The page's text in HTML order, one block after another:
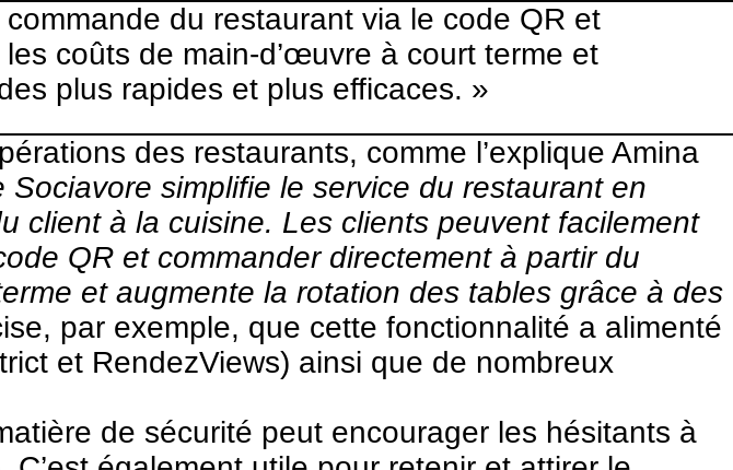
du restaurant via le code QR et
coûts de main-d’œuvre à court terme et
plus rapides et plus efficaces. »
des restaurants, comme l’explique Amina
simplifie le service du restaurant en
client à la cuisine. Les clients peuvent facilement
QR et commander directement à partir du
et augmente la rotation des tables grâce à des
par exemple, que cette fonctionnalité a alimenté
et RendezViews) ainsi que de nombreux
de sécurité peut encourager les hésitants à